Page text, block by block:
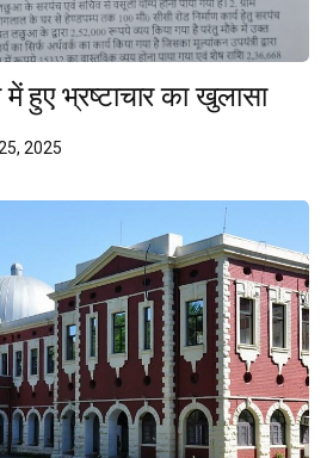
हुए भ्रष्टाचार का खुलासा
2025